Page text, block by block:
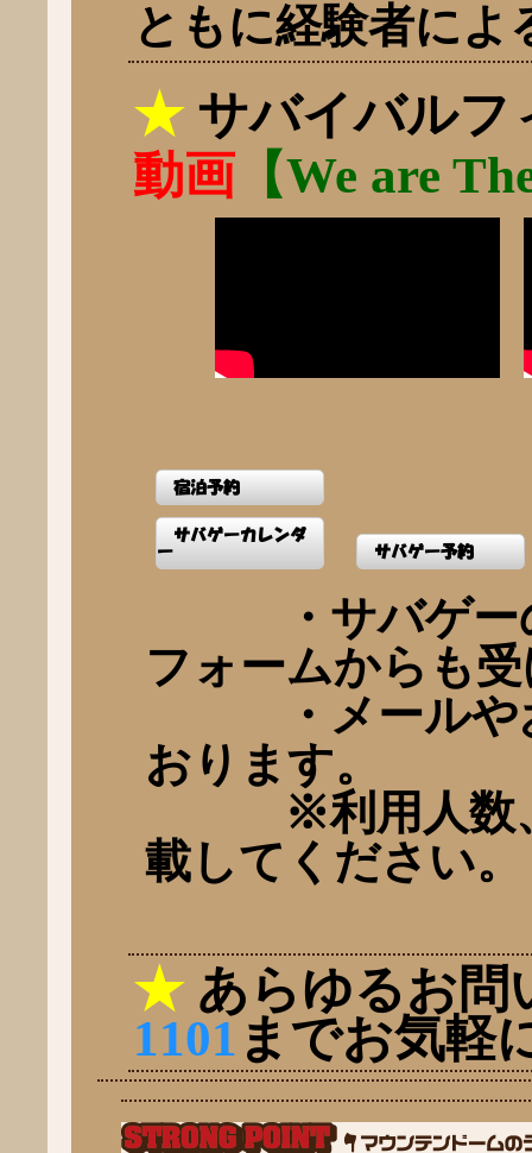
ともに経験者に
★ サバイバル
動画 【We are
宿泊予約
サバゲーカレンダ
ー
サバゲー予約
・サバゲーの
フォームからも
・メールやお
おります。
※利用人数、
載してください。
★ あらゆるお問
1101 までお気軽